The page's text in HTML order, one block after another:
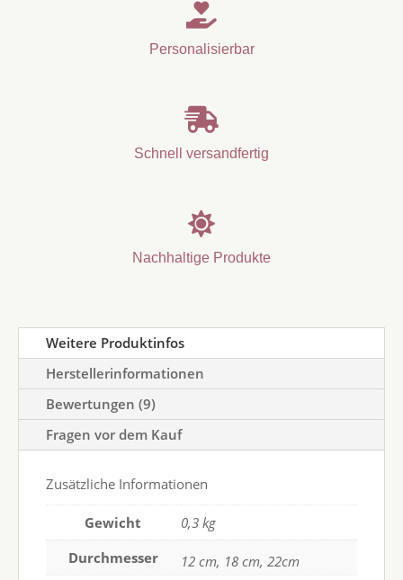

Personalisierbar

Schnell versandfertig

Nachhaltige Produkte
Weitere Produktinfos
Herstellerinformationen
Bewertungen (9)
Fragen vor dem Kauf
Zusätzliche Informationen
Gewicht
0,3 kg
Durchmesser
12 cm, 18 cm, 22cm